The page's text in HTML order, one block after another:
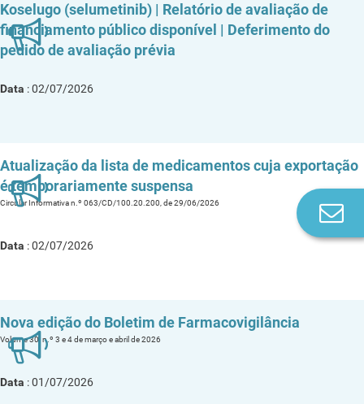
Koselugo (selumetinib) | Relatório de avaliação de
financiamento público disponível | Deferimento do
pedido de avaliação prévia
Data : 02/07/2026
Atualização da lista de medicamentos cuja exportação
é temporariamente suspensa
Circular Informativa n.º 063/CD/100.20.200, de 29/06/2026
Data : 02/07/2026
Nova edição do Boletim de Farmacovigilância
Volume 30, n.º 3 e 4 de março e abril de 2026
Data : 01/07/2026